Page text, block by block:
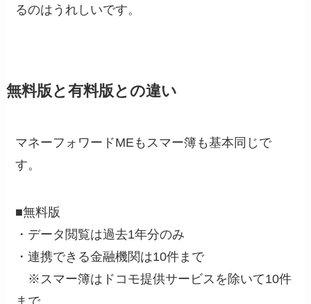
るのはうれしいです。
無料版と有料版との違い
マネーフォワードMEもスマー簿も基本同じで
す。
■無料版
・データ閲覧は過去1年分のみ
・連携できる金融機関は10件まで
※スマー簿はドコモ提供サービスを除いて10件
まで